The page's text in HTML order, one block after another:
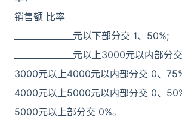
销售额 比率
______________元以下部分交 1、50%;
______________元以上3000元以内部分
3000元以上4000元以内部分交 0、
4000元以上5000元以内部分交 0、
5000元以上部分交 0%。